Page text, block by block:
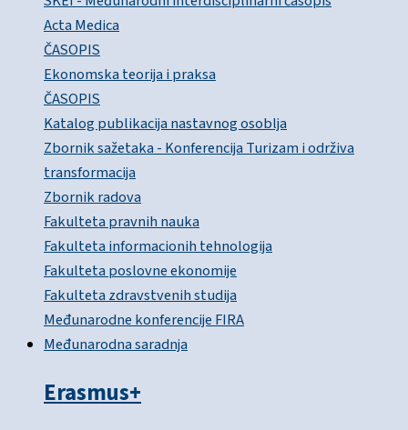
Acta Medica
ČASOPIS
Ekonomska teorija i praksa
ČASOPIS
Katalog publikacija nastavnog osoblja
Zbornik sažetaka - Konferencija Turizam i održiva
transformacija
Zbornik radova
Fakulteta pravnih nauka
Fakulteta informacionih tehnologija
Fakulteta poslovne ekonomije
Fakulteta zdravstvenih studija
Međunarodne konferencije FIRA
Međunarodna saradnja
Erasmus+